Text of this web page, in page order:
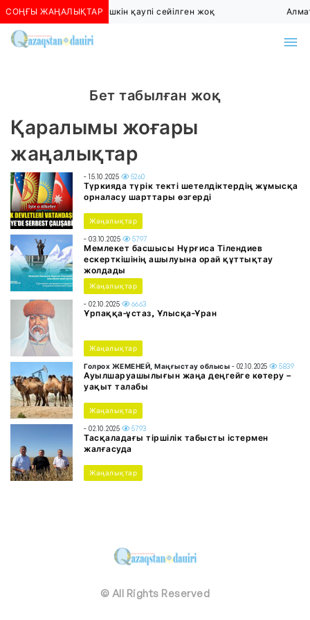
СОҢҒЫ ЖАҢАЛЫҚТАР
Алматыда көшкін қаупі сейілген жоқ
Бет табылған жоқ
Қаралымы жоғары
жаңалықтар
- 15.10.2025 5260
Түркияда түрік текті шетелдіктердің жұмысқа
орналасу шарттары өзгерді
Жаңалықтар
- 03.10.2025 5797
Мемлекет басшысы Нұрғиса Тілендиев
ескерткішінің ашылуына орай құттықтау
жолдады
Жаңалықтар
- 02.10.2025 6663
Ұрпаққа-ұстаз, Ұлысқа-Ұран
Жаңалықтар
Голрох ЖЕМЕНЕЙ, Маңғыстау облысы - 02.10.2025 5839
Ауылшаруашылығын жаңа деңгейге көтеру –
уақыт талабы
Жаңалықтар
- 02.10.2025 5793
Тасқаладағы тіршілік табысты істермен
жалғасуда
Жаңалықтар
© All Rights Reserved